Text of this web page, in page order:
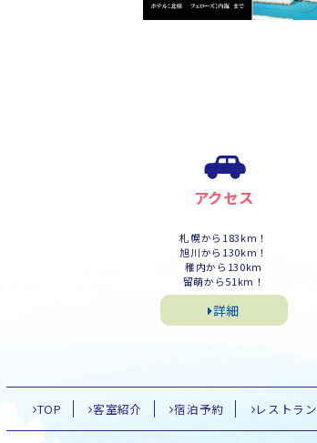
アクセス
札幌から183km！
旭川から130km！
稚内から130km
留萌から51km！
詳細
TOP 客室紹介 宿泊予約 レストラン